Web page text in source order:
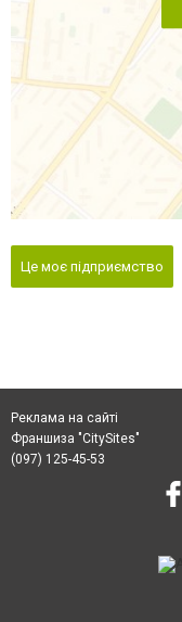
Це моє підприємство
Реклама на сайті
Франшиза "CitySites"
(097) 125-45-53